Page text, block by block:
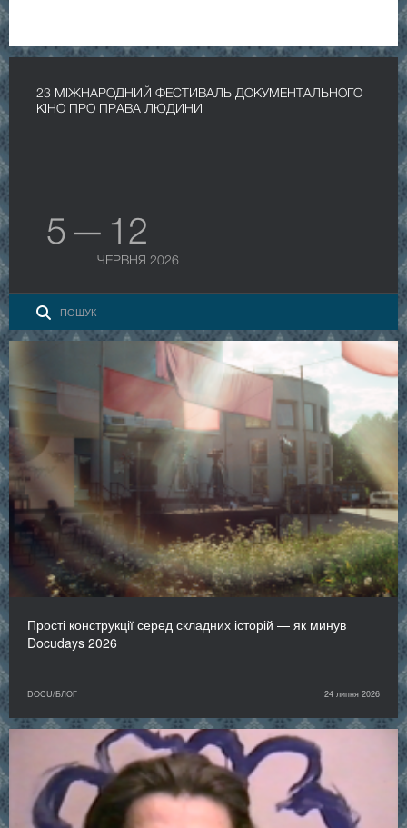
23 МІЖНАРОДНИЙ ФЕСТИВАЛЬ ДОКУМЕНТАЛЬНОГО
КІНО ПРО ПРАВА ЛЮДИНИ
5 — 12
ЧЕРВНЯ 2026
Прості конструкції серед складних історій — як минув
Docudays 2026
DOCU/БЛОГ 24 липня 2026